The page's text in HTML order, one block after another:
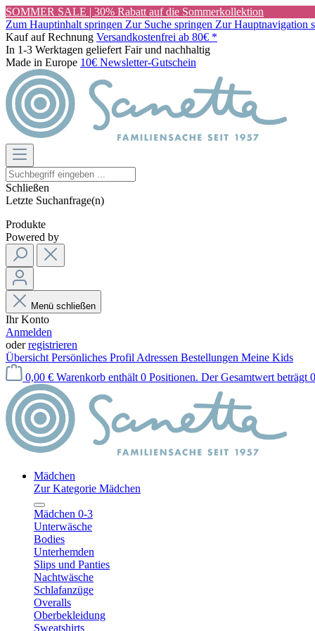
SOMMER SALE | 30% Rabatt auf die Sommerkollektion
Zum Hauptinhalt springen Zur Suche springen Zur Hauptnavigation
Kauf auf Rechnung Versandkostenfrei ab 80€ *
In 1-3 Werktagen geliefert Fair und nachhaltig
Made in Europe 10€ Newsletter-Gutschein
Schließen
Letzte Suchanfrage(n)
Produkte
Powered by
Menü schließen
Ihr Konto
Anmelden
oderregistrieren
Übersicht Persönliches Profil Adressen Bestellungen Meine Kids
0,00 € Warenkorb enthält 0 Positionen. Der Gesamtwert beträgt
Mädchen
Zur Kategorie Mädchen
Mädchen 0-3
Unterwäsche
Bodies
Unterhemden
Slips und Panties
Nachtwäsche
Schlafanzüge
Overalls
Oberbekleidung
Sweatshirts